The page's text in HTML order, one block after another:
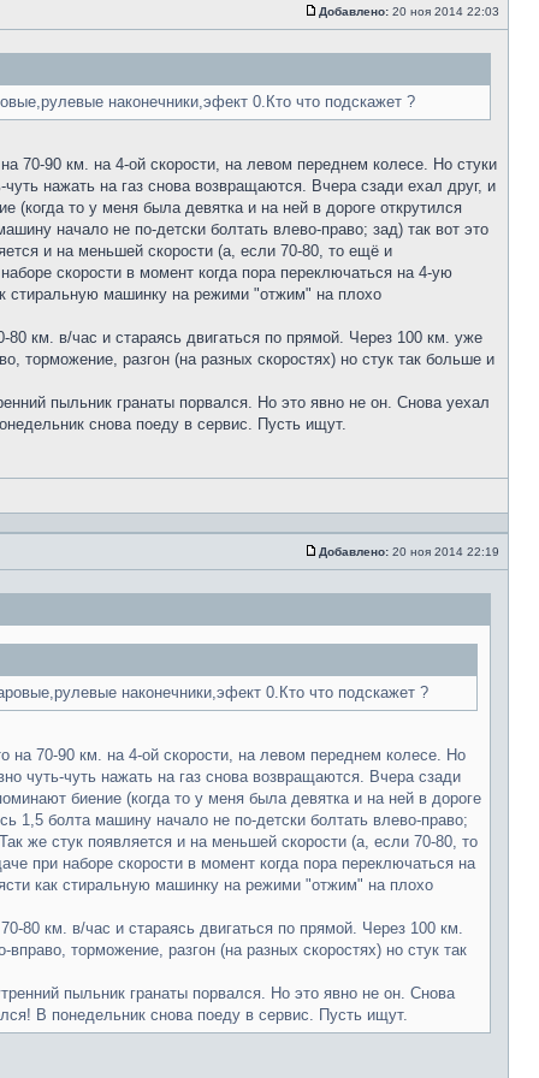
Добавлено: 20 ноя 2014 22:03
наконечники,эфект 0.Кто что подскажет ?
70-90 км. на 4-ой скорости, на левом переднем колесе. Но стуки
нажать на газ снова возвращаются. Вчера сзади ехал друг, и
(когда то у меня была девятка и на ней в дороге открутился
начало не по-детски болтать влево-право; зад) так вот это
и на меньшей скорости (а, если 70-80, то ещё и
скорости в момент когда пора переключаться на 4-ую
стиральную машинку на режими "отжим" на плохо
км. в/час и стараясь двигаться по прямой. Через 100 км. уже
торможение, разгон (на разных скоростях) но стук так больше и
пыльник гранаты порвался. Но это явно не он. Снова уехал
снова поеду в сервис. Пусть ищут.
Добавлено: 20 ноя 2014 22:19
наконечники,эфект 0.Кто что подскажет ?
на 70-90 км. на 4-ой скорости, на левом переднем колесе. Но
чуть-чуть нажать на газ снова возвращаются. Вчера сзади
биение (когда то у меня была девятка и на ней в дороге
1,5 болта машину начало не по-детски болтать влево-право;
же стук появляется и на меньшей скорости (а, если 70-80, то
при наборе скорости в момент когда пора переключаться на
как стиральную машинку на режими "отжим" на плохо
80 км. в/час и стараясь двигаться по прямой. Через 100 км.
торможение, разгон (на разных скоростях) но стук так
пыльник гранаты порвался. Но это явно не он. Снова
В понедельник снова поеду в сервис. Пусть ищут.